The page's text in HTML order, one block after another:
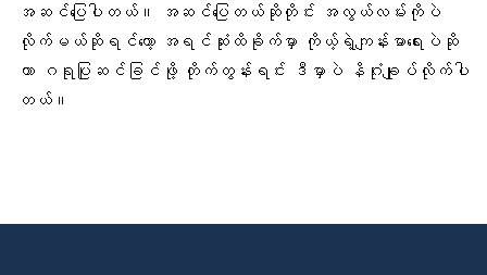
အဆင်ပြေပါတယ်။ အဆင်ပြေတယ်ဆိုတိုင်း အလွယ်လမ်းကိုပဲ
လိုက်မယ်ဆိုရင်တော့ အရင်ဆုံးထိခိုက်မှာ ကိုယ့်ရဲ့ကျန်းမာရေးပဲဆို
တာ ဂရုပြုဆင်ခြင်ဖို့ တိုက်တွန်းရင်း ဒီမှာပဲ နိဂုံးချုပ်လိုက်ပါ
တယ်။